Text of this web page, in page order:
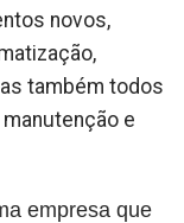
novos,
também todos
e
empresa que